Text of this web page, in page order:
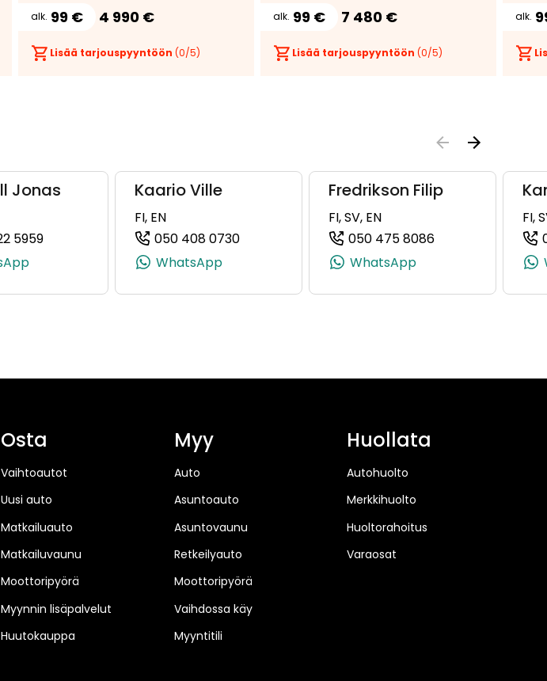
alk. 99 € 4 990 €
Lisää tarjouspyyntöön (0/5)
alk. 99 € 7 480 €
Lisää tarjouspyyntöön (0/5)
alk.
+358 50 432 6881)
Jonas
5959
(+358409225959, 0409225959, +358 40 922 5959)
Kaario Ville
FI, EN
050 408 0730
(+358504080730, 0504080730, +358 50 408
WhatsApp
Fredrikson Filip
FI, SV, EN
050 475 8086
WhatsApp
FI,
Osta
Vaihtoautot
Uusi auto
Matkailuauto
Matkailuvaunu
Moottoripyörä
Myynnin lisäpalvelut
Huutokauppa
Myy
Auto
Asuntoauto
Asuntovaunu
Retkeilyauto
Moottoripyörä
Vaihdossa käy
Myyntitili
Huollata
Autohuolto
Merkkihuolto
Huoltorahoitus
Varaosat